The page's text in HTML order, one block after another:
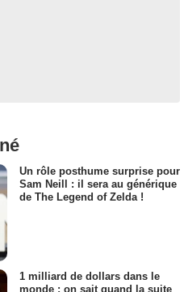
Un rôle posthume surprise pour
Sam Neill : il sera au générique
de The Legend of Zelda !
1 milliard de dollars dans le
monde : on sait quand la suite